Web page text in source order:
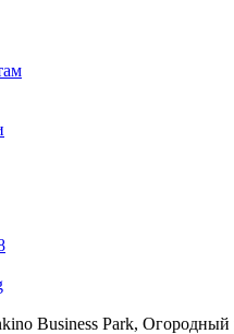
Business Park, Огородный